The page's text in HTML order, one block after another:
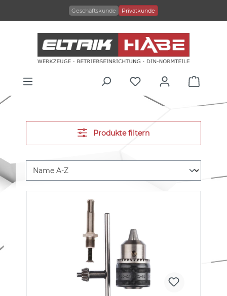
Geschäftskunde Privatkunde
Produkte filtern